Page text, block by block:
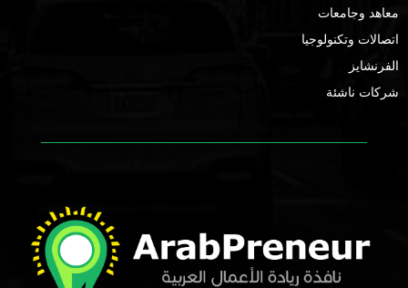
معاهد وجامعات
اتصالات وتكنولوجيا
الفرنشايز
شركات ناشئة